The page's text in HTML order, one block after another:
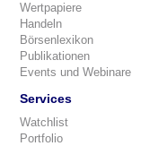
Wertpapiere
Handeln
Börsenlexikon
Publikationen
Events und Webinare
Services
Watchlist
Portfolio